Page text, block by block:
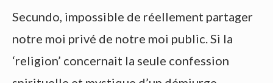
Secundo, impossible de réellement partager
notre moi privé de notre moi public. Si la
‘religion’ concernait la seule confession